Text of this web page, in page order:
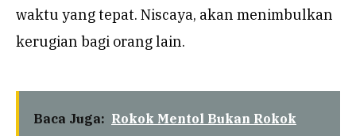
waktu yang tepat. Niscaya, akan menimbulkan
kerugian bagi orang lain.
Baca Juga: Rokok Mentol Bukan Rokok